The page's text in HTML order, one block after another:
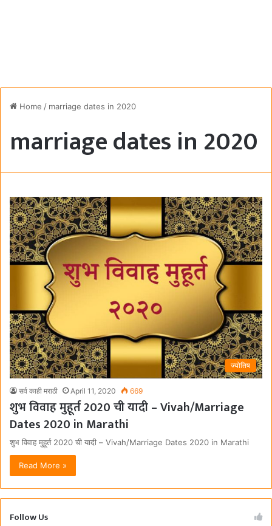
Home / marriage dates in 2020
marriage dates in 2020
ज्योतिष
सर्व काही मराठी April 11, 2020 669
शुभ विवाह मुहूर्त 2020 ची यादी – Vivah/Marriage
Dates 2020 in Marathi
शुभ विवाह मुहूर्त 2020 ची यादी – Vivah/Marriage Dates 2020 in Marathi
Read More »
Follow Us